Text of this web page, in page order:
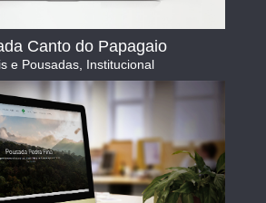
Canto do Papagaio
e Pousadas, Institucional